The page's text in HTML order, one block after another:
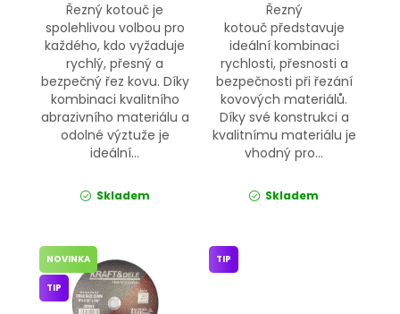
Řezný kotouč je
spolehlivou volbou pro
každého, kdo vyžaduje
rychlý, přesný a
bezpečný řez kovu. Díky
kombinaci kvalitního
abrazivního materiálu a
odolné výztuže je
ideální...
Skladem
Řezný
kotouč představuje
ideální kombinaci
rychlosti, přesnosti a
bezpečnosti při řezání
kovových materiálů.
Díky své konstrukci a
kvalitnímu materiálu je
vhodný pro...
Skladem
NOVINKA
TIP
TIP